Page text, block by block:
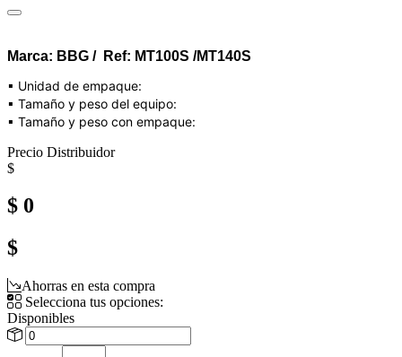
Marca: BBG / Ref: MT100S /MT140S
▪ Unidad de empaque:
▪ Tamaño y peso del equipo:
▪ Tamaño y peso con empaque:
Precio Distribuidor
$
$ 0
$
Ahorras en esta compra
Selecciona tus opciones:
Disponibles